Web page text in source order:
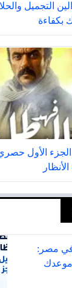
التجميل
بكفاءة
الأول حصري
في مصر: